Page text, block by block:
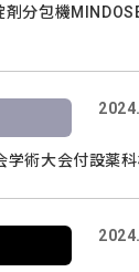
剤分包機
学術大会付設薬